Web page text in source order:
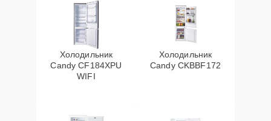
Холодильник
Candy CF184XPU
WIFI
Холодильник
Candy CKBBF172